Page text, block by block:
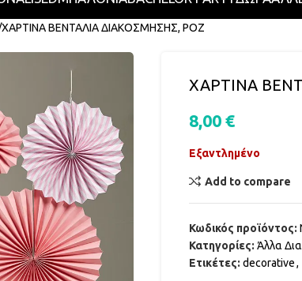
ΧΑΡΤΙΝΑ ΒΕΝΤΑΛΙΑ ΔΙΑΚΟΣΜΗΣΗΣ, ΡΟΖ
ΧΑΡΤΙΝΑ
8,00 €
Εξαντλημένο
Add to compare
Κωδικός προϊόντος:
Κατηγορίες: Άλλα
Ετικέτες: decorative,